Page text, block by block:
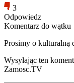
3
Odpowiedz
Komentarz do wątku
Prosimy o kulturalną
Wysyłając ten
Zamosc.TV